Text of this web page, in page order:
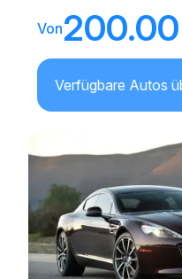
Von
Verfügbare Autos